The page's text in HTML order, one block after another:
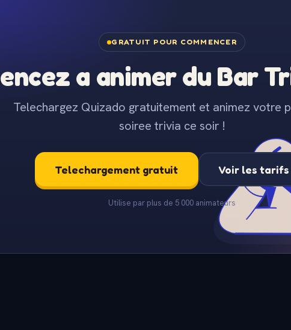
GRATUIT POUR COMMENCER
a animer du Bar
Telechargez Quizado gratuitement et animez votre
soiree trivia ce soir !
Telechargement gratuit Voir les tarifs
Utilise par plus de 5 000 animateurs